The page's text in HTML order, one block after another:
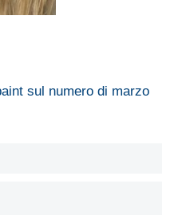
sul numero di marzo